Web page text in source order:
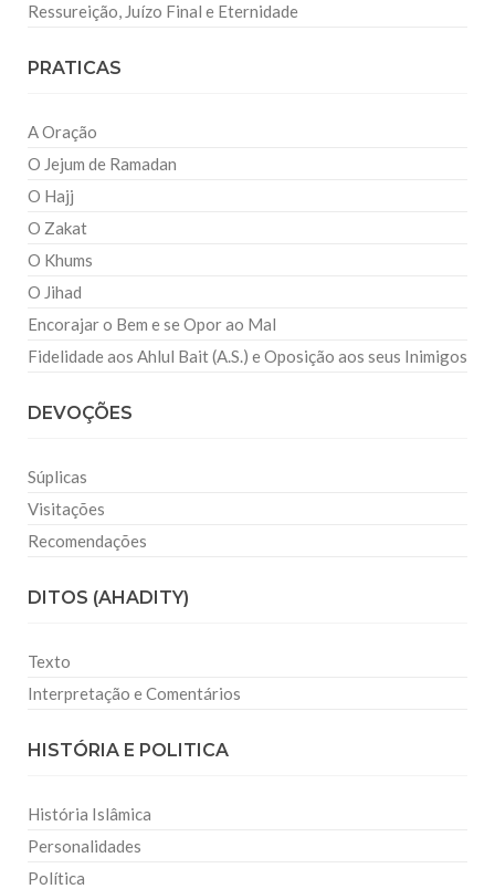
Ressureição, Juízo Final e Eternidade
PRATICAS
A Oração
O Jejum de Ramadan
O Hajj
O Zakat
O Khums
O Jihad
Encorajar o Bem e se Opor ao Mal
Fidelidade aos Ahlul Bait (A.S.) e Oposição aos seus Inimigos
DEVOÇÕES
Súplicas
Visitações
Recomendações
DITOS (AHADITY)
Texto
Interpretação e Comentários
HISTÓRIA E POLITICA
História Islâmica
Personalidades
Política